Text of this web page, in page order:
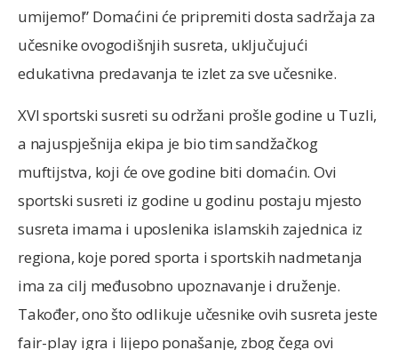
umijemo!” Domaćini će pripremiti dosta sadržaja za
učesnike ovogodišnjih susreta, uključujući
edukativna predavanja te izlet za sve učesnike.
XVI sportski susreti su održani prošle godine u Tuzli,
a najuspješnija ekipa je bio tim sandžačkog
muftijstva, koji će ove godine biti domaćin. Ovi
sportski susreti iz godine u godinu postaju mjesto
susreta imama i uposlenika islamskih zajednica iz
regiona, koje pored sporta i sportskih nadmetanja
ima za cilj međusobno upoznavanje i druženje.
Također, ono što odlikuje učesnike ovih susreta jeste
fair-play igra i lijepo ponašanje, zbog čega ovi